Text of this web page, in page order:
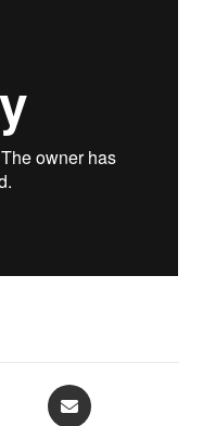
Opens
in